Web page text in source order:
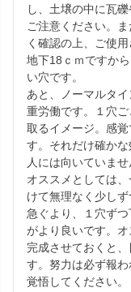
し、土壌の中に瓦
ご注意ください。
く確認の上、ご使
地下18ｃｍですか
い穴です。
あと、ノーマルタ
重労働です。１穴
取るイメージ。感
す。それだけ確か
人には向いていませ
オススメとしては
けて無理なく少し
急ぐより、１穴ず
がより良いです。
完成させておくと
す。努力は必ず報わ
覚悟してください。